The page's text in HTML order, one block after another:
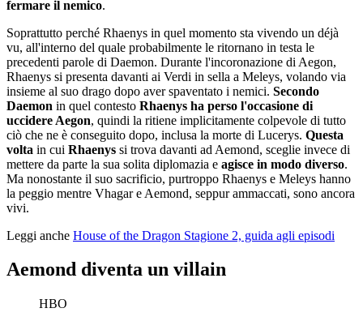
fermare il nemico.
Soprattutto perché Rhaenys in quel momento sta vivendo un déjà
vu, all'interno del quale probabilmente le ritornano in testa le
precedenti parole di Daemon. Durante l'incoronazione di Aegon,
Rhaenys si presenta davanti ai Verdi in sella a Meleys, volando via
insieme al suo drago dopo aver spaventato i nemici. Secondo
Daemon in quel contesto Rhaenys ha perso l'occasione di
uccidere Aegon, quindi la ritiene implicitamente colpevole di tutto
ciò che ne è conseguito dopo, inclusa la morte di Lucerys. Questa
volta in cui Rhaenys si trova davanti ad Aemond, sceglie invece di
mettere da parte la sua solita diplomazia e agisce in modo diverso.
Ma nonostante il suo sacrificio, purtroppo Rhaenys e Meleys hanno
la peggio mentre Vhagar e Aemond, seppur ammaccati, sono ancora
vivi.
Leggi anche House of the Dragon Stagione 2, guida agli episodi
Aemond diventa un villain
HBO